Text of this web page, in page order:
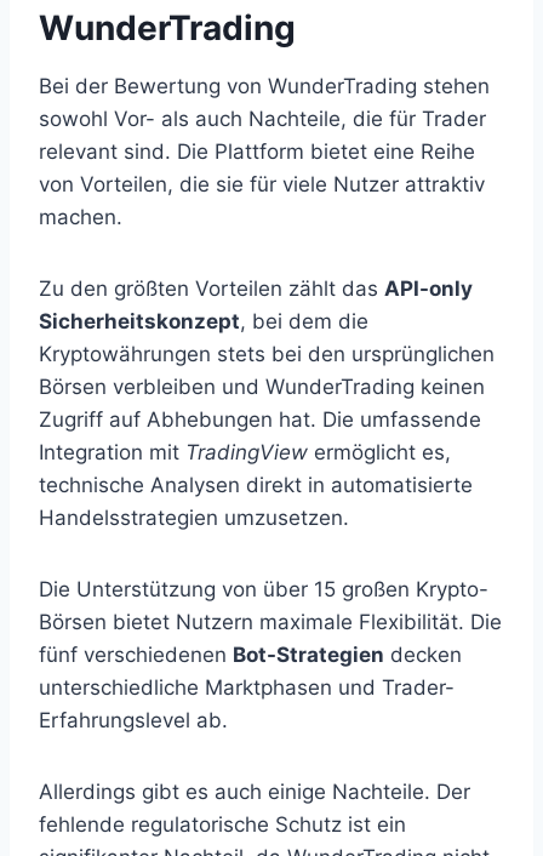
WunderTrading
Bei der Bewertung von WunderTrading stehen
sowohl Vor- als auch Nachteile, die für Trader
relevant sind. Die Plattform bietet eine Reihe
von Vorteilen, die sie für viele Nutzer attraktiv
machen.
Zu den größten Vorteilen zählt das API-only
Sicherheitskonzept, bei dem die
Kryptowährungen stets bei den ursprünglichen
Börsen verbleiben und WunderTrading keinen
Zugriff auf Abhebungen hat. Die umfassende
Integration mit TradingView ermöglicht es,
technische Analysen direkt in automatisierte
Handelsstrategien umzusetzen.
Die Unterstützung von über 15 großen Krypto-
Börsen bietet Nutzern maximale Flexibilität. Die
fünf verschiedenen Bot-Strategien decken
unterschiedliche Marktphasen und Trader-
Erfahrungslevel ab.
Allerdings gibt es auch einige Nachteile. Der
fehlende regulatorische Schutz ist ein